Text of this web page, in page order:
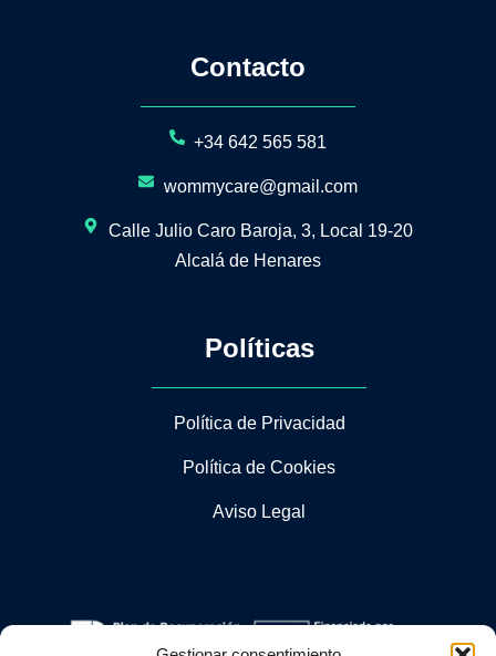
Contacto
+34 642 565 581
wommycare@gmail.com
Calle Julio Caro Baroja, 3, Local 19-20
Alcalá de Henares
Políticas
Política de Privacidad
Política de Cookies
Aviso Legal